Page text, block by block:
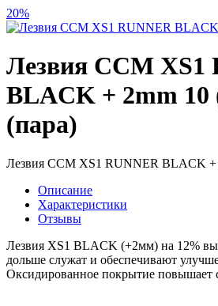
20%
Лезвия CCM XS1
BLACK + 2mm 10
(пара)
Лезвия CCM XS1 RUNNER BLACK +
Описание
Характеристики
Отзывы
Лезвия XS1 BLACK (+2мм) на 12%
дольше служат и обеспечивают
Оксидированное покрытие повышает